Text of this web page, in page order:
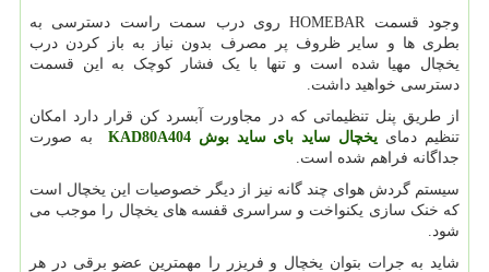
وجود قسمت HOMEBAR روی درب سمت راست دسترسی به
بطری ها و سایر ظروف پر مصرف بدون نیاز به باز کردن درب
یخچال مهیا شده است و تنها با یک فشار کوچک به این قسمت
دسترسی خواهید داشت.
از طریق پنل تنظیماتی که در مجاورت آبسرد کن قرار دارد امکان
تنظیم دمای یخچال ساید بای ساید بوشKAD80A404
به صورت
جداگانه فراهم شده است.
سیستم گردش هوای چند گانه نیز از دیگر خصوصیات این یخچال است
که خنک سازی یکنواخت و سراسری قفسه های یخچال را موجب می
شود.
شاید به جرات بتوان یخچال و فریزر را مهمترین عضو برقی در هر